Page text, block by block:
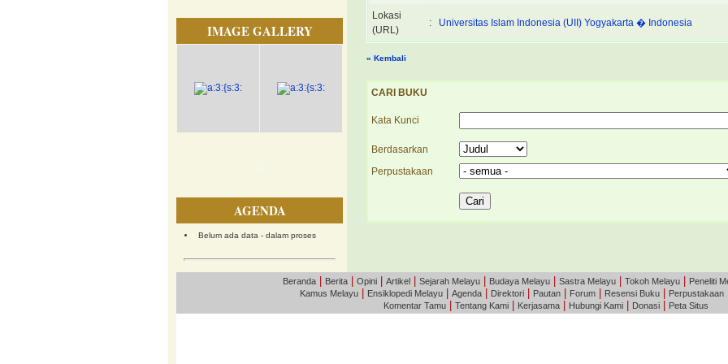
IMAGE GALLERY
AGENDA
Belum ada data - dalam proses
Lokasi
(URL)
: Universitas Islam Indonesia (UII) Yogyakarta � Indonesia
« Kembali
CARI BUKU
Kata Kunci
Berdasarkan
Perpustakaan
Beranda Berita Opini Artikel Sejarah Melayu Budaya Melayu Sastra Melayu Tokoh Melayu Peneliti
Kamus Melayu
Ensiklopedi Melayu Agenda Direktori Pautan Forum Resensi Buku Perpustakaan
Komentar Tamu
Tentang Kami Kerjasama Hubungi Kami Donasi Peta Situs